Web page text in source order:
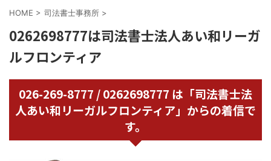
HOME > 司法書士事務所 >
0262698777は司法書士法人あい和リーガ
ルフロンティア
026-269-8777 / 0262698777 は「司法書士法
人あい和リーガルフロンティア」からの着信で
す。